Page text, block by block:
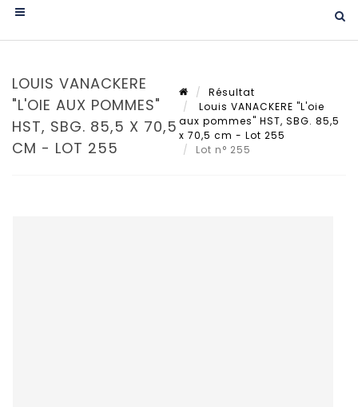
LOUIS VANACKERE
"L'OIE AUX POMMES"
HST, SBG. 85,5 X 70,5
CM - LOT 255
Résultat
Louis VANACKERE "L'oie
aux pommes" HST, SBG. 85,5
x 70,5 cm - Lot 255
Lot n° 255